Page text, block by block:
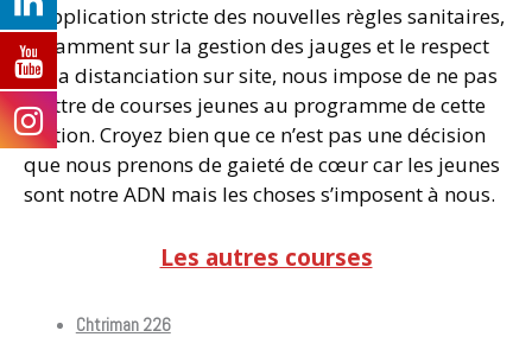
L’application stricte des nouvelles règles sanitaires,
notamment sur la gestion des jauges et le respect
de la distanciation sur site, nous impose de ne pas
mettre de courses jeunes au programme de cette
édition. Croyez bien que ce n’est pas une décision
que nous prenons de gaieté de cœur car les jeunes
sont notre ADN mais les choses s’imposent à nous.
Les autres courses
Chtriman 226